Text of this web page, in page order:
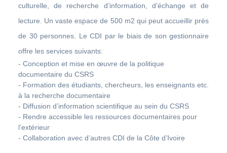
culturelle, de recherche d’information, d’échange et de
lecture. Un vaste espace de 500 m2 qui peut accueillir près
de 30 personnes. Le CDI par le biais de son gestionnaire
offre les services suivants:
- Conception et mise en œuvre de la politique
documentaire du CSRS
- Formation des étudiants, chercheurs, les enseignants etc.
à la recherche documentaire
- Diffusion d’information scientifique au sein du CSRS
- Rendre accessible les ressources documentaires pour
l’extérieur
- Collaboration avec d’autres CDI de la Côte d’Ivoire